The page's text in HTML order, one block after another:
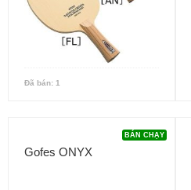
Đã bán: 1
Gofes ONYX
BÁN CHẠY